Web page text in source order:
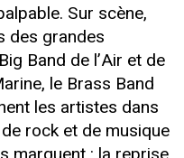
Sur scène,
des grandes
Band de l’Air et de
le Brass Band
les artistes dans
rock et de musique